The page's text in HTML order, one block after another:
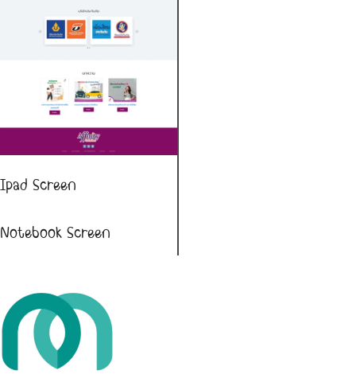
Ipad Screen
Notebook Screen